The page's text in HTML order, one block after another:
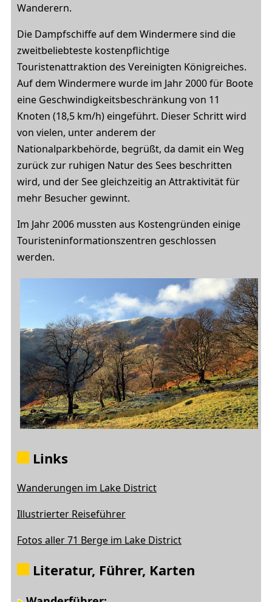
Wanderern.
Die Dampfschiffe auf dem Windermere sind die
zweitbeliebteste kostenpflichtige
Touristenattraktion des Vereinigten Königreiches.
Auf dem Windermere wurde im Jahr 2000 für Boote
eine Geschwindigkeitsbeschränkung von 11
Knoten (18,5 km/h) eingeführt. Dieser Schritt wird
von vielen, unter anderem der
Nationalparkbehörde, begrüßt, da damit ein Weg
zurück zur ruhigen Natur des Sees beschritten
wird, und der See gleichzeitig an Attraktivität für
mehr Besucher gewinnt.
Im Jahr 2006 mussten aus Kostengründen einige
Touristeninformationszentren geschlossen
werden.
Links
Wanderungen im Lake District
Illustrierter Reiseführer
Fotos aller 71 Berge im Lake District
Literatur, Führer, Karten